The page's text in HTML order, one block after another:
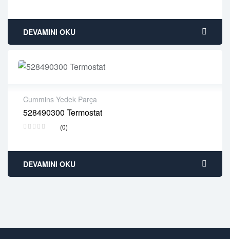
DEVAMINI OKU
Cummins Yedek Parça
528490300 Termostat
(0)
2 years warranty
Delivery time: 1-2 business days
DEVAMINI OKU